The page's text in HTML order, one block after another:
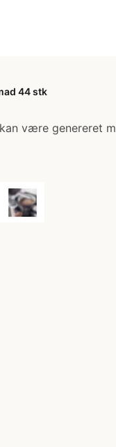
44 stk
være genereret